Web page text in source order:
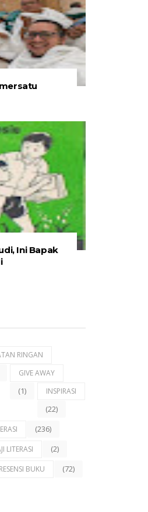
Ini Bapak
RINGAN
GIVE AWAY
(1) INSPIRASI
(22)
(236)
LITERASI (2)
RESENSI BUKU (72)